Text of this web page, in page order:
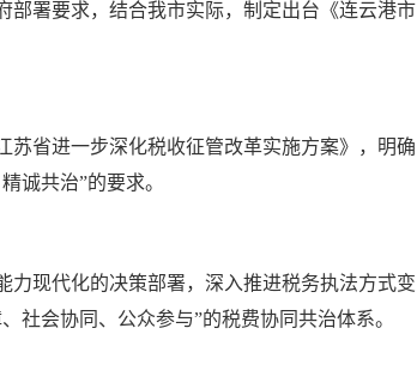
部署要求，结合我市实际，制定出台《连云港市
苏省进一步深化税收征管改革实施方案》，明确
诚共治”的要求。
现代化的决策部署，深入推进税务执法方式变
社会协同、公众参与”的税费协同共治体系。